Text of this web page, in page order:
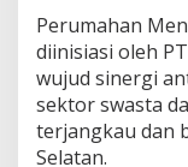
Perumahan
diinisiasi oleh
wujud sinergi
sektor swasta
terjangkau dan
Selatan.